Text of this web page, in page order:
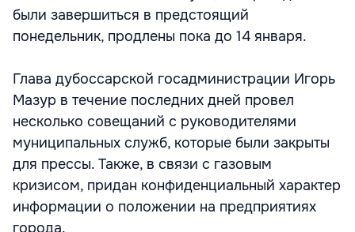
были завершиться в предстоящий
понедельник, продлены пока до 14 января.
Глава дубоссарской госадминистрации Игорь
Мазур в течение последних дней провел
несколько совещаний с руководителями
муниципальных служб, которые были закрыты
для прессы. Также, в связи с газовым
кризисом, придан конфиденциальный характер
информации о положении на предприятиях
города.